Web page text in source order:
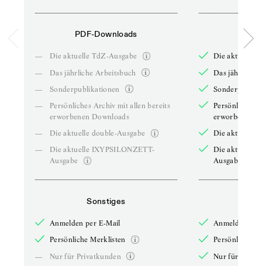
PDF-Downloads
—
Die aktuelle TdZ-Ausgabe
—
Das jährliche Arbeitsbuch
—
Sonderpublikationen
—
Persönliches Archiv mit allen bereits
erworbenen Downloads
—
Die aktuelle double-Ausgabe
—
Die aktuelle IXYPSILONZETT-
Ausgabe
Sonstiges
Anmelden per E-Mail
Persönliche Merklisten
—
Nur für Privatkunden
Die aktuelle
Das jährliche
Persönliches
erworbenen
Die aktuelle
Die aktuelle
Ausgabe
Anmelden
Persönliche
Nur für